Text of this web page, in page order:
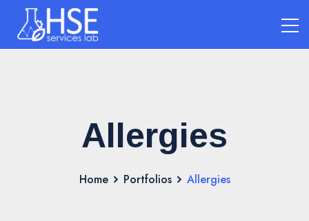
Allergies
Home Portfolios Allergies